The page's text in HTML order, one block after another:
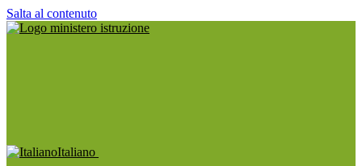
Salta al contenuto
Italiano